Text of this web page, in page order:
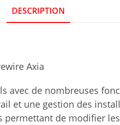
DESCRIPTION
Axia
avec de nombreuses
et une gestion des
permettant de modifier